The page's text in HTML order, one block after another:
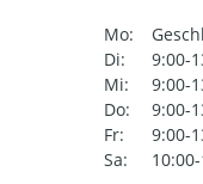
Mo:
Di:
9:00-
Mi:
9:00-
Do:
9:00-
Fr:
9:00-
Sa: